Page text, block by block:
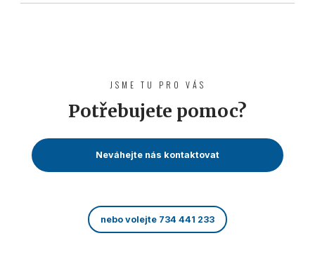
JSME TU PRO VÁS
Potřebujete pomoc?
Neváhejte nás kontaktovat
nebo volejte 734 441 233